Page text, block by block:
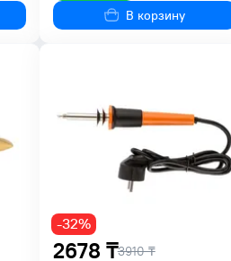
В корзину
2678 ₸3910 ₸
-32%